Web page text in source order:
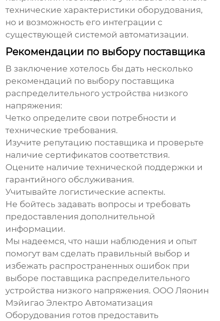
технические характеристики оборудования,
но и возможность его интеграции с
существующей системой автоматизации.
Рекомендации по выбору поставщика
В заключение хотелось бы дать несколько
рекомендаций по выбору поставщика
распределительного устройства низкого
напряжения:
Четко определите свои потребности и
технические требования.
Изучите репутацию поставщика и проверьте
наличие сертификатов соответствия.
Оцените наличие технической поддержки и
гарантийного обслуживания.
Учитывайте логистические аспекты.
Не бойтесь задавать вопросы и требовать
предоставления дополнительной
информации.
Мы надеемся, что наши наблюдения и опыт
помогут вам сделать правильный выбор и
избежать распространенных ошибок при
выборе поставщика распределительного
устройства низкого напряжения. ООО Ляонин
Мэйигао Электро Автоматизация
Оборудования готов предоставить